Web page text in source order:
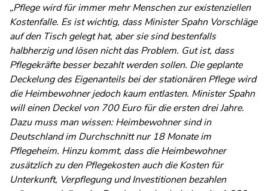
„Pflege wird für immer mehr Menschen zur existenziellen
Kostenfalle. Es ist wichtig, dass Minister Spahn Vorschläge
auf den Tisch gelegt hat, aber sie sind bestenfalls
halbherzig und lösen nicht das Problem. Gut ist, dass
Pflegekräfte besser bezahlt werden sollen. Die geplante
Deckelung des Eigenanteils bei der stationären Pflege wird
die Heimbewohner jedoch kaum entlasten. Minister Spahn
will einen Deckel von 700 Euro für die ersten drei Jahre.
Dazu muss man wissen: Heimbewohner sind in
Deutschland im Durchschnitt nur 18 Monate im
Pflegeheim. Hinzu kommt, dass die Heimbewohner
zusätzlich zu den Pflegekosten auch die Kosten für
Unterkunft, Verpflegung und Investitionen bezahlen